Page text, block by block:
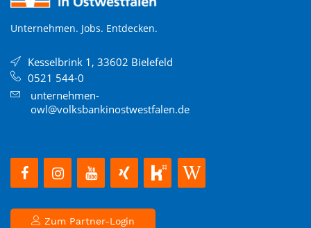
Unternehmen. Jobs. Entdecken.
Kesselbrink 1, 33602 Bielefeld
0521 544-0
unternehmen-
owl@volksbankinostwestfalen.de
Zum Partner-Login